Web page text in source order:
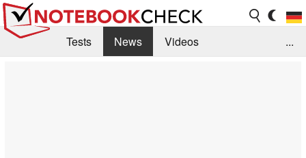
Tests News
Videos
...